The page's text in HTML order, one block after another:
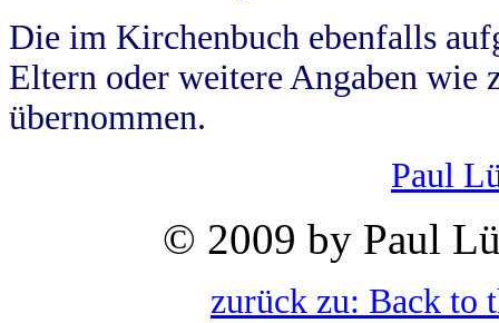
Die im Kirchenbuch ebenfalls
Eltern oder weitere Angaben wie
übernommen.
Paul
© 2009 by Paul
zurück zu: Back to